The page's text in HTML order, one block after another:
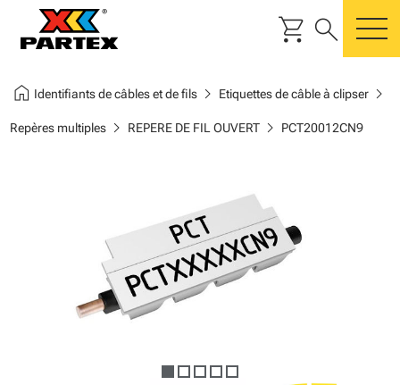
shopping_cart search
home Identifiants de câbles et de filschevron_right Etiquettes de câble à clipserchevron_right
Repères multipleschevron_right REPERE DE FIL OUVERTchevron_right PCT20012CN9